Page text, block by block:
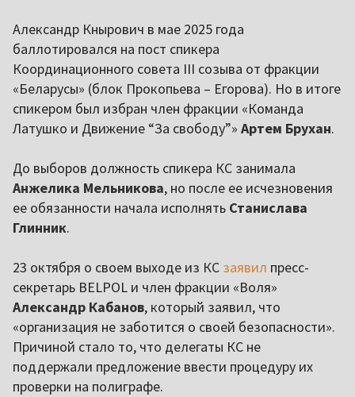
Александр Кнырович в мае 2025 года
баллотировался на пост спикера
Координационного совета III созыва от фракции
«Беларусы» (блок Прокопьева – Егорова). Но в итоге
спикером был избран член фракции «Команда
Латушко и Движение “За свободу”» Артем Брухан.
До выборов должность спикера КС занимала
Анжелика Мельникова, но после ее исчезновения
ее обязанности начала исполнять Станислава
Глинник.
23 октября о своем выходе из КС заявил пресс-
секретарь BELPOL и член фракции «Воля»
Александр Кабанов, который заявил, что
«организация не заботится о своей безопасности».
Причиной стало то, что делегаты КС не
поддержали предложение ввести процедуру их
проверки на полиграфе.